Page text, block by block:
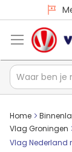
Home
Vlag Groningen
Vlag Nederland